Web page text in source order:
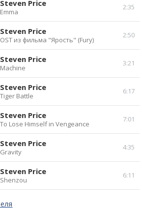
2:35
Steven Price
Emma
2:50
Steven Price
OST из фильма "Ярость" (Fury)
3:21
Steven Price
Machine
6:17
Steven Price
Tiger Battle
7:01
Steven Price
To Lose Himself in Vengeance
4:35
Steven Price
Gravity
6:11
Steven Price
Shenzou